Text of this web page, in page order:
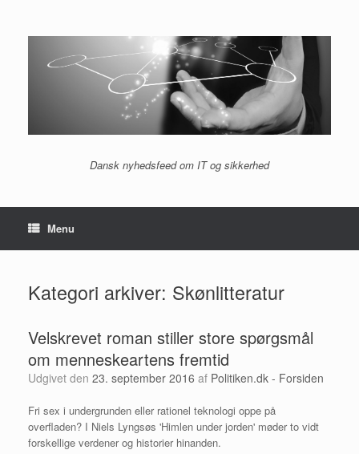
indhold
Dansk nyhedsfeed om IT og sikkerhed
Menu
Kategori arkiver: Skønlitteratur
Velskrevet roman stiller store spørgsmål
om menneskeartens fremtid
Udgivet den 23. september 2016 af Politiken.dk - Forsiden
Fri sex i undergrunden eller rationel teknologi oppe på
overfladen? I Niels Lyngsøs 'Himlen under jorden' møder to vidt
forskellige verdener og historier hinanden.